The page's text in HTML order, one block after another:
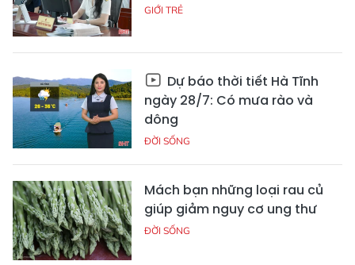
GIỚI TRẺ
Dự báo thời tiết Hà Tĩnh
ngày 28/7: Có mưa rào và
dông
ĐỜI SỐNG
Mách bạn những loại rau củ
giúp giảm nguy cơ ung thư
ĐỜI SỐNG